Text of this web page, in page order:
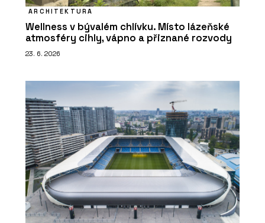
ARCHITEKTURA
Wellness v bývalém chlívku. Místo lázeňské
atmosféry cihly, vápno a přiznané rozvody
23. 6. 2026